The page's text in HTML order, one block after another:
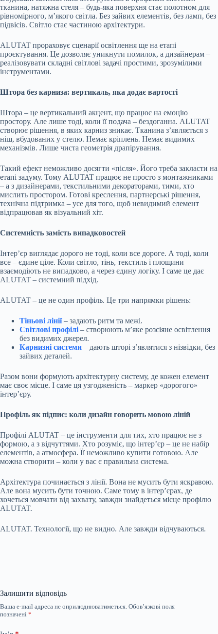
тканина, натяжна стеля – будь-яка поверхня стає полотном для
рівномірного, м’якого світла. Без зайвих елементів, без ламп, без
підвісів. Світло стає частиною архітектури.
ALUTAT прораховує сценарії освітлення ще на етапі
проєктування. Це дозволяє уникнути помилок, а дизайнерам –
реалізовувати складні світлові задачі простими, зрозумілими
інструментами.
Штора без карниза: вертикаль, яка додає вартості
Штора – це вертикальний акцент, що працює на емоцію
простору. Але лише тоді, коли її подача – бездоганна. ALUTAT
створює рішення, в яких карниз зникає. Тканина з’являється з
ніш, вбудованих у стелю. Немає кріплень. Немає видимих
механізмів. Лише чиста геометрія драпірування.
Такий ефект неможливо досягти «після». Його треба закласти на
етапі задуму. Тому ALUTAT працює не просто з монтажниками
– а з дизайнерами, текстильними декораторами, тими, хто
мислить простором. Готові креслення, партнерські рішення,
технічна підтримка – усе для того, щоб невидимий елемент
відпрацював як візуальний хіт.
Системність замість випадковостей
Інтер’єр виглядає дорого не тоді, коли все дороге. А тоді, коли
все – єдине ціле. Коли світло, тінь, текстиль і площини
взаємодіють не випадково, а через єдину логіку. І саме це дає
ALUTAT – системний підхід.
ALUTAT – це не один профіль. Це три напрямки рішень:
Тіньові лінії– задають ритм та межі.
Світлові профілі – створюють м’яке розсіяне освітлення
без видимих джерел.
Карнизні системи – дають шторі з’являтися з нізвідки, без
зайвих деталей.
Разом вони формують архітектурну систему, де кожен елемент
має своє місце. І саме ця узгодженість – маркер «дорогого»
інтер’єру.
Профіль як підпис: коли дизайн говорить мовою ліній
Профілі ALUTAT – це інструменти для тих, хто працює не з
формою, а з відчуттями. Хто розуміє, що інтер’єр – це не набір
елементів, а атмосфера. Її неможливо купити готовою. Але
можна створити – коли у вас є правильна система.
Архітектура починається з лінії. Вона не мусить бути яскравою.
Але вона мусить бути точною. Саме тому в інтер’єрах, де
хочеться мовчати від захвату, завжди знайдеться місце профілю
ALUTAT.
ALUTAT. Технології, що не видно. Але завжди відчуваються.
Залишити відповідь
Ваша e-mail адреса не оприлюднюватиметься. Обов’язкові поля
позначені *